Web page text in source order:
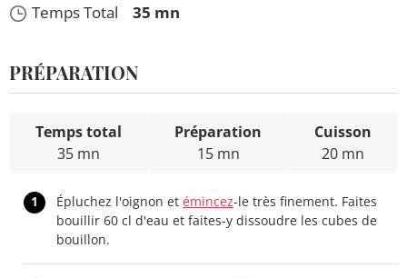
Temps Total
35 mn
PRÉPARATION
Temps total
35 mn
Préparation
15 mn
Cuisson
20 mn
1 Épluchez l'oignon et émincez-le très finement. Faites
bouillir 60 cl d'eau et faites-y dissoudre les cubes de
bouillon.